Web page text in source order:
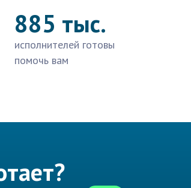
885 тыс.
исполнителей готовы
помочь вам